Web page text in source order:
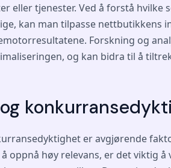
eller tjenester. Ved å forstå
kan man tilpasse nettbutikkens
Forskning og
og kan bidra til å
er avgjørende
oppnå høy relevans, er det viktig